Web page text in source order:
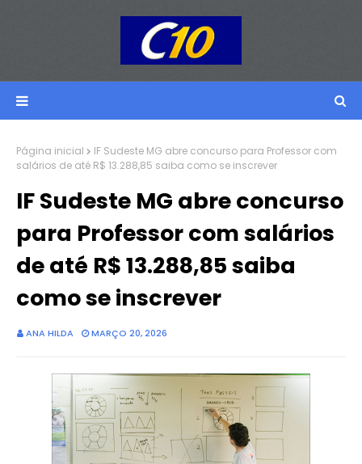
Página inicial
IF Sudeste MG abre concurso para Professor com
salários de até R$ 13.288,85 saiba como se inscrever
IF Sudeste MG abre concurso
para Professor com salários
de até R$ 13.288,85 saiba
como se inscrever
ANA HILDA MARÇO 20, 2026